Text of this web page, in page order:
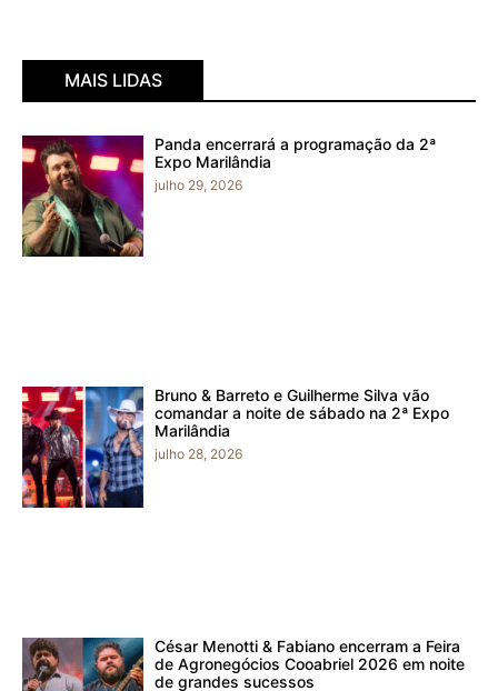
MAIS LIDAS
Panda encerrará a programação da 2ª
Expo Marilândia
julho 29, 2026
Bruno & Barreto e Guilherme Silva vão
comandar a noite de sábado na 2ª Expo
Marilândia
julho 28, 2026
César Menotti & Fabiano encerram a Feira
de Agronegócios Cooabriel 2026 em noite
de grandes sucessos